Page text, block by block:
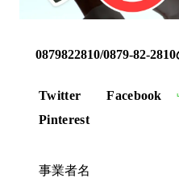
0879822810/0879-82-
Twitter Facebook
Pinterest
事業者名